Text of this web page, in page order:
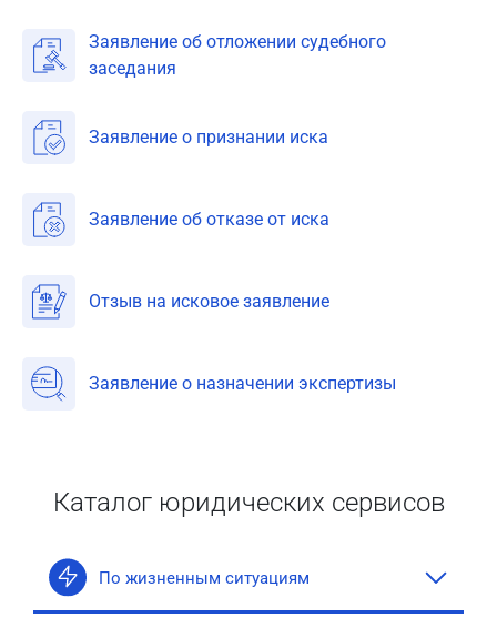
Заявление об отложении судебного
заседания
Заявление о признании иска
Заявление об отказе от иска
Отзыв на исковое заявление
Заявление о назначении экспертизы
Каталог юридических сервисов
По жизненным ситуациям